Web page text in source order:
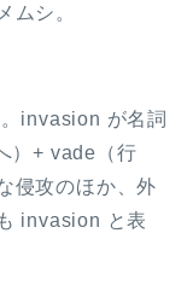
ムシ。
invasion が名詞
）+ vade（行
侵攻のほか、外
invasion と表